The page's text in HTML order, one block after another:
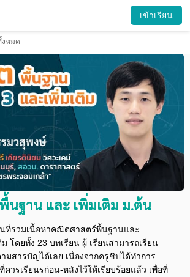
เข้าเรียน
งหมด
นฐาน และ เพิ่มเติม ม.ต้น
นที่รวมเนื้อหาคณิตศาสตร์พื้นฐานและ
โดยทั้ง 23 บทเรียน ผู้ เรียนสามารถเรียน
มสารบัญได้เลย เนื่องจากครูชิปได้ทำการ
ควรเรียนรก่อน-หลังไว้ให้เรียบร้อยแล้ว เพื่อที่